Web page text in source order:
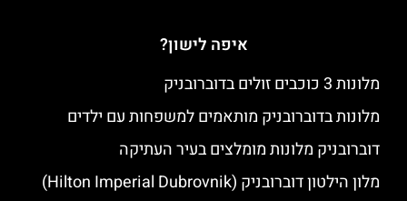
איפה לישון?
מלונות 3 כוכבים זולים בדוברובניק
מלונות בדוברובניק מותאמים למשפחות עם ילדים
דוברובניק מלונות מומלצים בעיר העתיקה
מלון הילטון דוברובניק (Hilton Imperial Dubrovnik)